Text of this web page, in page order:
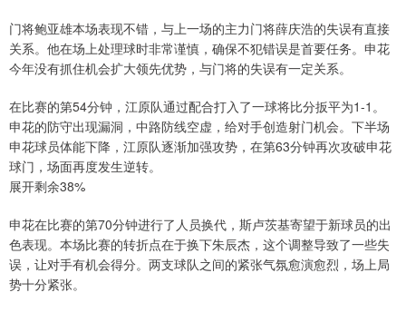
门将鲍亚雄本场表现不错，与上一场的主力门将薛庆浩的失误有直接
关系。他在场上处理球时非常谨慎，确保不犯错误是首要任务。申花
今年没有抓住机会扩大领先优势，与门将的失误有一定关系。
在比赛的第54分钟，江原队通过配合打入了一球将比分扳平为1-1。
申花的防守出现漏洞，中路防线空虚，给对手创造射门机会。下半场
申花球员体能下降，江原队逐渐加强攻势，在第63分钟再次攻破申花
球门，场面再度发生逆转。
展开剩余38%
申花在比赛的第70分钟进行了人员换代，斯卢茨基寄望于新球员的出
色表现。本场比赛的转折点在于换下朱辰杰，这个调整导致了一些失
误，让对手有机会得分。两支球队之间的紧张气氛愈演愈烈，场上局
势十分紧张。